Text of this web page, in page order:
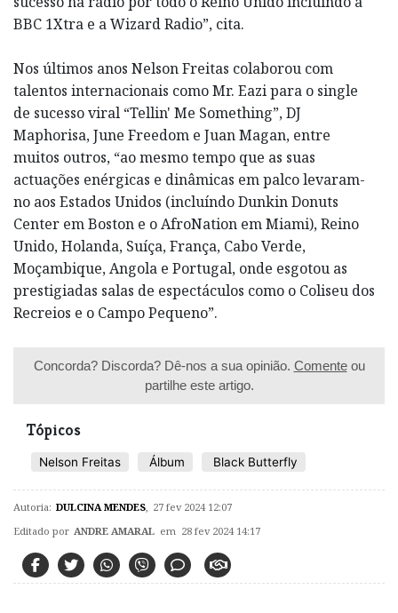
BBC 1Xtra e a Wizard Radio”, cita.
Nos últimos anos Nelson Freitas colaborou com
talentos internacionais como Mr. Eazi para o single
de sucesso viral “Tellin' Me Something”, DJ
Maphorisa, June Freedom e Juan Magan, entre
muitos outros, “ao mesmo tempo que as suas
actuações enérgicas e dinâmicas em palco levaram-
no aos Estados Unidos (incluíndo Dunkin Donuts
Center em Boston e o AfroNation em Miami), Reino
Unido, Holanda, Suíça, França, Cabo Verde,
Moçambique, Angola e Portugal, onde esgotou as
prestigiadas salas de espectáculos como o Coliseu dos
Recreios e o Campo Pequeno”.
Concorda? Discorda? Dê-nos a sua opinião. Comenteou
partilhe este artigo.
Tópicos
​Nelson Freitas Álbum Black Butterfly
Autoria: DULCINA MENDES 27 fev 2024 12:07
Editado por ANDRE AMARAL em 28 fev 2024 14:17